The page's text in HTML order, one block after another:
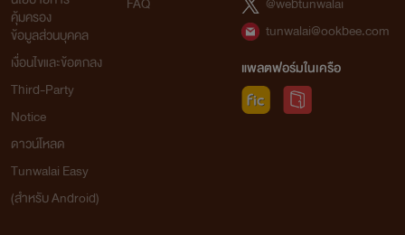
คุ้มครอง
ข้อมูลส่วนบุคคล
เงื่อนไขและข้อตกลง
Third-Party
Notice
ดาวน์โหลด
Tunwalai Easy
(สำหรับ Android)
tunwalai@ookbee.com
แพลตฟอร์มในเครือ